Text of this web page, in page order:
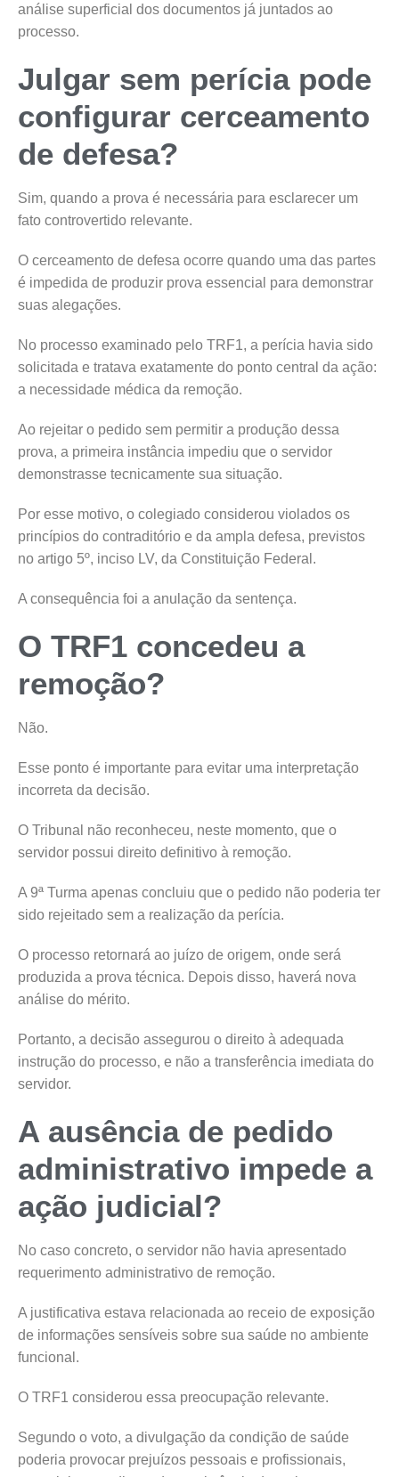
análise superficial dos documentos já juntados ao
processo.
Julgar sem perícia pode
configurar cerceamento
de defesa?
Sim, quando a prova é necessária para esclarecer um
fato controvertido relevante.
O cerceamento de defesa ocorre quando uma das partes
é impedida de produzir prova essencial para demonstrar
suas alegações.
No processo examinado pelo TRF1, a perícia havia sido
solicitada e tratava exatamente do ponto central da ação:
a necessidade médica da remoção.
Ao rejeitar o pedido sem permitir a produção dessa
prova, a primeira instância impediu que o servidor
demonstrasse tecnicamente sua situação.
Por esse motivo, o colegiado considerou violados os
princípios do contraditório e da ampla defesa, previstos
no artigo 5º, inciso LV, da Constituição Federal.
A consequência foi a anulação da sentença.
O TRF1 concedeu a
remoção?
Não.
Esse ponto é importante para evitar uma interpretação
incorreta da decisão.
O Tribunal não reconheceu, neste momento, que o
servidor possui direito definitivo à remoção.
A 9ª Turma apenas concluiu que o pedido não poderia ter
sido rejeitado sem a realização da perícia.
O processo retornará ao juízo de origem, onde será
produzida a prova técnica. Depois disso, haverá nova
análise do mérito.
Portanto, a decisão assegurou o direito à adequada
instrução do processo, e não a transferência imediata do
servidor.
A ausência de pedido
administrativo impede a
ação judicial?
No caso concreto, o servidor não havia apresentado
requerimento administrativo de remoção.
A justificativa estava relacionada ao receio de exposição
de informações sensíveis sobre sua saúde no ambiente
funcional.
O TRF1 considerou essa preocupação relevante.
Segundo o voto, a divulgação da condição de saúde
poderia provocar prejuízos pessoais e profissionais,